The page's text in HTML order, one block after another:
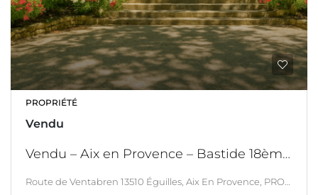
PROPRIÉTÉ
Vendu
Vendu – Aix en Provence – Bastide 18ème – Rénovation à l’authentique – Terrain et grande piscine 25 M